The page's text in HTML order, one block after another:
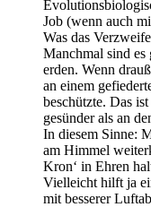
Job (wenn auch
Was das
Manchmal sind es
erden. Wenn
an einem
beschützte. Das
gesünder als an
In diesem Sinne:
am Himmel
Kron‘ in Ehren
Vielleicht hilft ja
mit besserer